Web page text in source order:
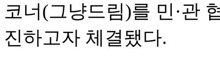
코너(그냥드림)를 민·관
진하고자 체결됐다.